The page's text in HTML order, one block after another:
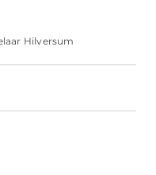
Hilversum